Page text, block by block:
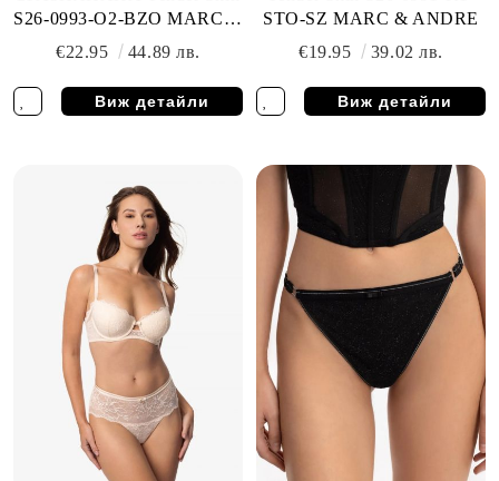
S26-0993-O2-BZO MARC &
ANDRE
€22.95 44.89 лв.
Виж детайли
STO-SZ MARC & ANDRE
€19.95
39.02 лв.
Виж детайли